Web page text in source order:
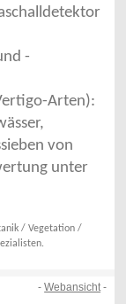
-
Arten):
von
unter
/ Vegetation /
-Webansicht-